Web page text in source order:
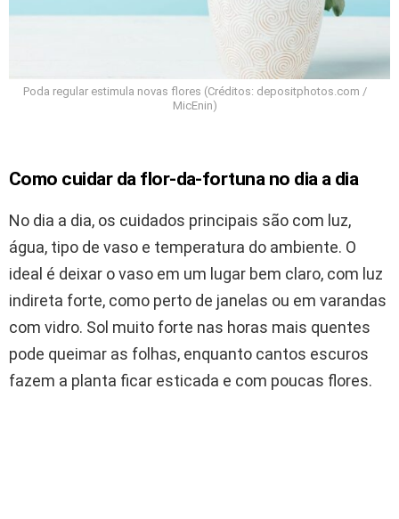
Poda regular estimula novas flores (Créditos: depositphotos.com /
MicEnin)
Como cuidar da flor-da-fortuna no dia a dia
No dia a dia, os cuidados principais são com luz,
água, tipo de vaso e temperatura do ambiente. O
ideal é deixar o vaso em um lugar bem claro, com luz
indireta forte, como perto de janelas ou em varandas
com vidro. Sol muito forte nas horas mais quentes
pode queimar as folhas, enquanto cantos escuros
fazem a planta ficar esticada e com poucas flores.